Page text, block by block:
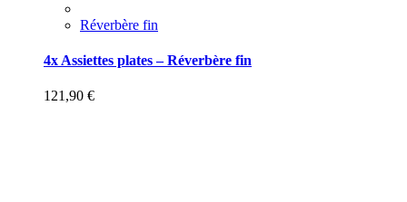
Réverbère fin
4x Assiettes plates – Réverbère fin
121,90 €